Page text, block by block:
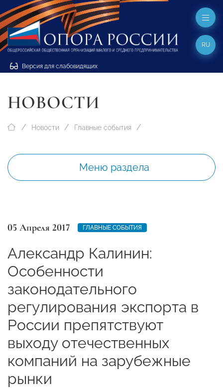
Версия для слабовидящих
RU
НОВОСТИ
Новости Главные события
Меню раздела
05 Апреля 2017 ГЛАВНЫЕ СОБЫТИЯ
Александр Калинин:
Особенности
законодательного
регулирования экспорта в
России препятствуют
выходу отечественных
компаний на зарубежные
рынки